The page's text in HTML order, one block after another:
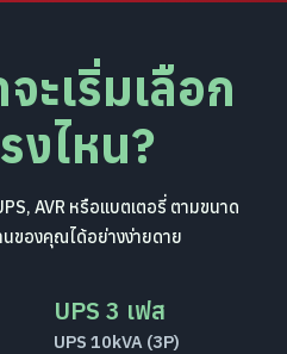
ะเริ่มเลือก
งไหน?
AVR หรือแบตเตอรี่ ตามขนาด
ของคุณได้อย่างง่ายดาย
UPS 3 เฟส
UPS 10kVA (3P)